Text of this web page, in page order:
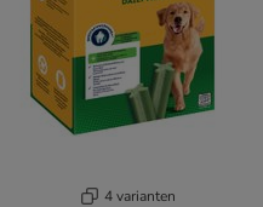
4 varianten